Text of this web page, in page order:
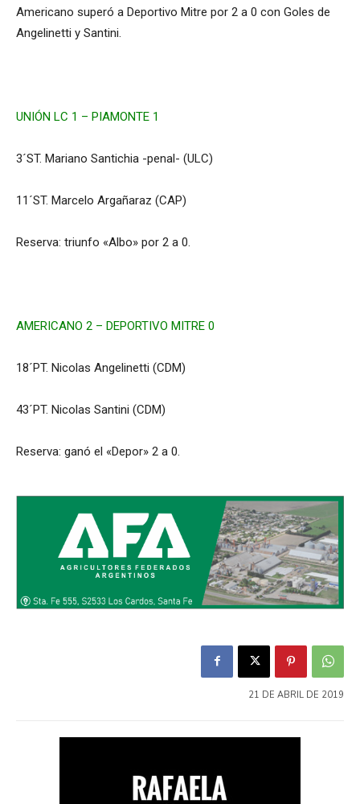
Americano superó a Deportivo Mitre por 2 a 0 con Goles de
Angelinetti y Santini.
UNIÓN LC 1 – PIAMONTE 1
3´ST. Mariano Santichia -penal- (ULC)
11´ST. Marcelo Argañaraz (CAP)
Reserva: triunfo «Albo» por 2 a 0.
AMERICANO 2 – DEPORTIVO MITRE 0
18´PT. Nicolas Angelinetti (CDM)
43´PT. Nicolas Santini (CDM)
Reserva: ganó el «Depor» 2 a 0.
21 DE ABRIL DE 2019